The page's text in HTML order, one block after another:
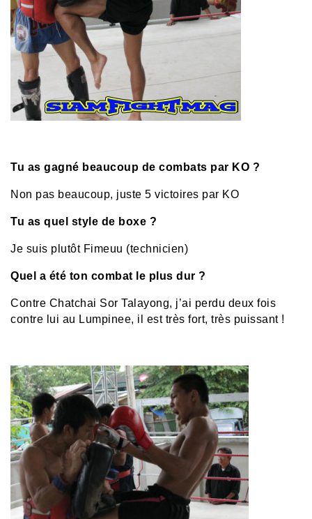
Tu as gagné beaucoup de combats par KO ?
Non pas beaucoup, juste 5 victoires par KO
Tu as quel style de boxe ?
Je suis plutôt Fimeuu (technicien)
Quel a été ton combat le plus dur ?
Contre Chatchai Sor Talayong, j’ai perdu deux fois
contre lui au Lumpinee, il est très fort, très puissant !